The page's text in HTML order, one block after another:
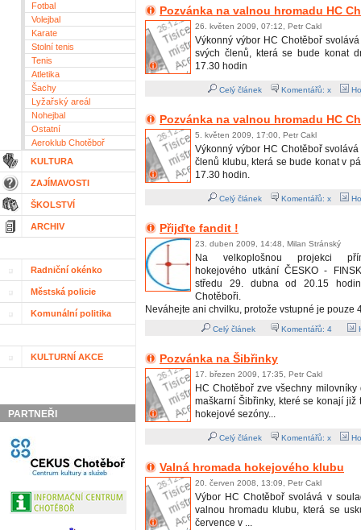
Fotbal
Volejbal
Karate
Stolní tenis
Tenis
Atletika
Šachy
Lyžařský areál
Nohejbal
Ostatní
Aeroklub Chotěboř
KULTURA
ZAJÍMAVOSTI
ŠKOLSTVÍ
ARCHIV
Radniční okénko
Městská policie
Komunální politika
KULTURNÍ AKCE
PARTNEŘI
Pozvánka na valnou hromadu HC
26. květen 2009, 07:12, Petr Cakl
Výkonný výbor HC Chotěboř
svých členů, která se bude konat
17.30 hodin
Celý článek Komentářů: x
Pozvánka na valnou hromadu HC
5. květen 2009, 17:00, Petr Cakl
Výkonný výbor HC Chotěboř
členů klubu, která se bude konat v
17.30 hodin.
Celý článek Komentářů: x
Přijďte fandit !
23. duben 2009, 14:48, Milan Stránský
Na velkoplošnou projekci
hokejového utkání ČESKO -
středu 29. dubna od 20.15
Chotěboři.
Neváhejte ani chvilku, protože vstupné je pouze
Celý článek Komentářů: 4
Pozvánka na Šibřinky
17. březen 2009, 17:35, Petr Cakl
HC Chotěboř zve všechny
maškarní Šibřinky, které se konají již
hokejové sezóny...
Celý článek Komentářů: x
Valná hromada hokejového klubu
20. červen 2008, 13:09, Petr Cakl
Výbor HC Chotěboř svolává v
valnou hromadu klubu, která se
července v ...